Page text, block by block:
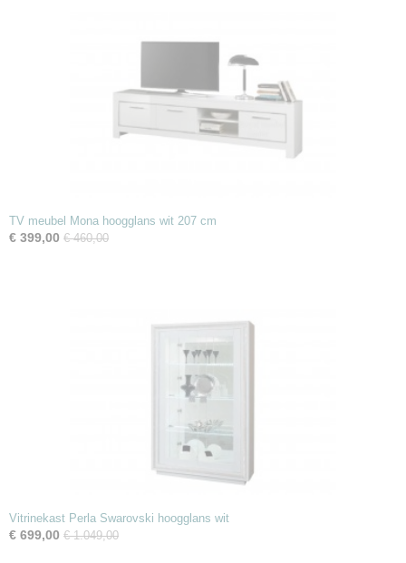
TV meubel Mona hoogglans wit 207 cm
€ 399,00 € 460,00
Vitrinekast Perla Swarovski hoogglans wit
€ 699,00 € 1.049,00